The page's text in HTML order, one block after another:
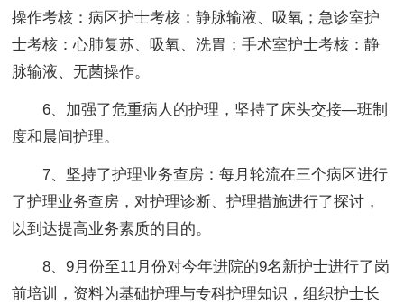
操作考核：病区护士考核：静脉输液、吸氧；急诊室护
士考核：心肺复苏、吸氧、洗胃；手术室护士考核：静
脉输液、无菌操作。
6、加强了危重病人的护理，坚持了床头交接—班制
度和晨间护理。
7、坚持了护理业务查房：每月轮流在三个病区进行
了护理业务查房，对护理诊断、护理措施进行了探讨，
以到达提高业务素质的目的。
8、9月份至11月份对今年进院的9名新护士进行了岗
前培训，资料为基础护理与专科护理知识，组织护士长